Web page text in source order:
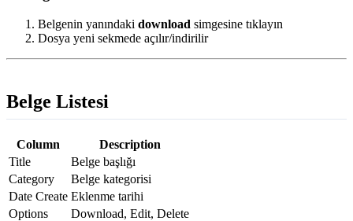
Belgenin yanındaki download simgesine tıklayın
Dosya yeni sekmede açılır/indirilir
Belge Listesi
Column
Description
Title
Belge başlığı
Category
Belge kategorisi
Date Create Eklenme tarihi
Options
Download, Edit, Delete